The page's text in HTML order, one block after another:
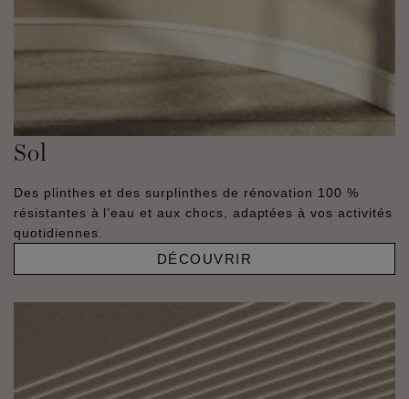
Sol
Des plinthes et des surplinthes de rénovation 100 %
résistantes à l’eau et aux chocs, adaptées à vos activités
quotidiennes.
DÉCOUVRIR